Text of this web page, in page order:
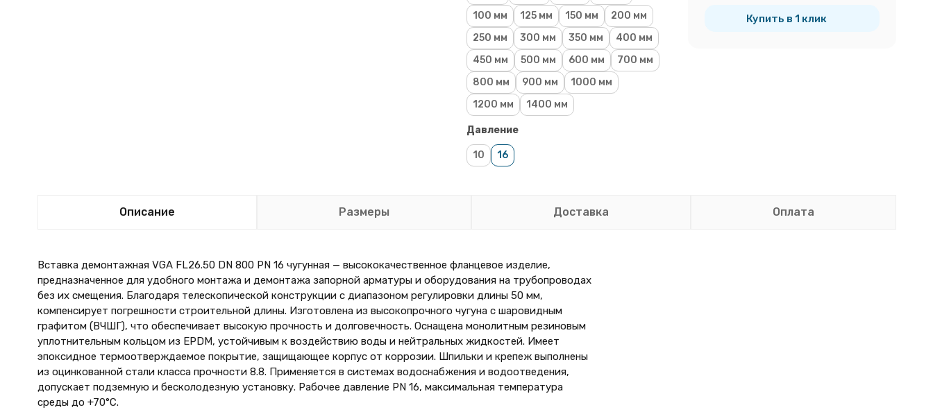
100 мм
125 мм 150 мм
200 мм
250 мм
300 мм 350 мм
400 мм
450 мм
500 мм 600 мм
700 мм
800 мм
900 мм
1000 мм
1200 мм
1400 мм
Давление
10 16
Купить в 1 клик
Описание Размеры Доставка Оплата
Вставка демонтажная VGA FL26.50 DN 800 PN 16 чугунная — высококачественное фланцевое изделие,
предназначенное для удобного монтажа и демонтажа запорной арматуры и оборудования на трубопроводах
без их смещения. Благодаря телескопической конструкции с диапазоном регулировки длины 50 мм,
компенсирует погрешности строительной длины. Изготовлена из высокопрочного чугуна с шаровидным
графитом (ВЧШГ), что обеспечивает высокую прочность и долговечность. Оснащена монолитным резиновым
уплотнительным кольцом из EPDM, устойчивым к воздействию воды и нейтральных жидкостей. Имеет
эпоксидное термоотверждаемое покрытие, защищающее корпус от коррозии. Шпильки и крепеж выполнены
из оцинкованной стали класса прочности 8.8. Применяется в системах водоснабжения и водоотведения,
допускает подземную и бесколодезную установку. Рабочее давление PN 16, максимальная температура
среды до +70°С.